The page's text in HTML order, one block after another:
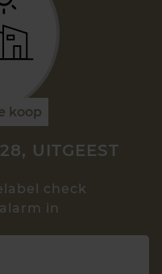
koop
UITGEEST
check
in